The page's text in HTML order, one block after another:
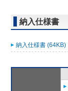
納入仕様書
納入仕様書 (64KB)